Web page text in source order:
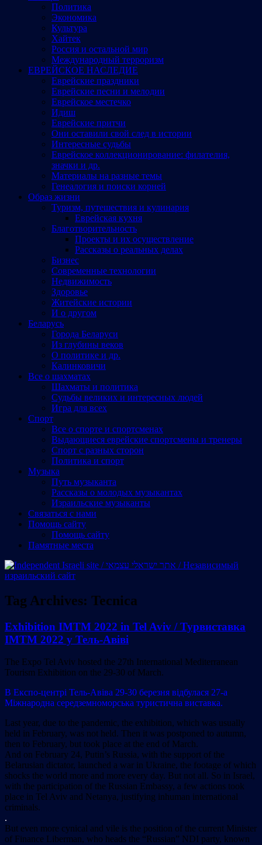
Политика
Экономика
Культура
Хайтек
Россия и остальной мир
Международный терроризм
ЕВРЕЙСКОЕ НАСЛЕДИЕ
Еврейские праздники
Еврейские песни и мелодии
Еврейское местечко
Идиш
Еврейские притчи
Они оставили свой след в истории
Интересные судьбы
Еврейское коллекционирование: филателия,
значки и др.
Материалы на разные темы
Генеалогия и поиски корней
Образ жизни
Туризм, путешествия и кулинария
Еврейская кухня
Благотворительность
Проекты и их осуществление
Рассказы о реальных делах
Бизнес
Современные технологии
Недвижимость
Здоровье
Житейские истории
И о другом
Беларусь
Города Беларуси
Из глубины веков
О политике и др.
Калинковичи
Все о шахматах
Шахматы и политика
Судьбы великих и интересных людей
Игра для всех
Спорт
Все о спорте и спортсменах
Выдающиеся еврейские спортсмены и тренеры
Спорт с разных сторон
Политика и спорт
Музыка
Путь музыканта
Рассказы о молодых музыкантах
Израильские музыканты
Cвязаться с нами
Помощь сайту
Помощь сайту
Памятные места
Tag Archives: Tecnica
Exhibition IMTM 2022 in Tel Aviv / Турвиставка
IMTM 2022 у Тель-Авіві
The Expo Tel Aviv hosted the 27th International Mediterranean
Tourism Exhibition on the 29-30 of March.
В Експо-центрі Тель-Авіва 29-30 березня відбулася 27-а
Міжнародна середземноморська туристична виставка.
Last year, due to the pandemic, the exhibition, which was usually
held in February, was not held. Then it was postponed to autumn,
then to February, but took place at the end of March.
And on February 24, Putin’s Russia, with the support of the
Belarusian dictator, launched a war in Ukraine, the footage of which
shocks the world more and more every day. But not all. So in Israel,
with the participation of the Russian Embassy, a few actions took
place in Tel Aviv and Netanya, justifying inhuman international
criminals.
.
But even more cynical and vile is the position of the current Minister
of Finance Liberman, who heads the “Russian” NDI party, known